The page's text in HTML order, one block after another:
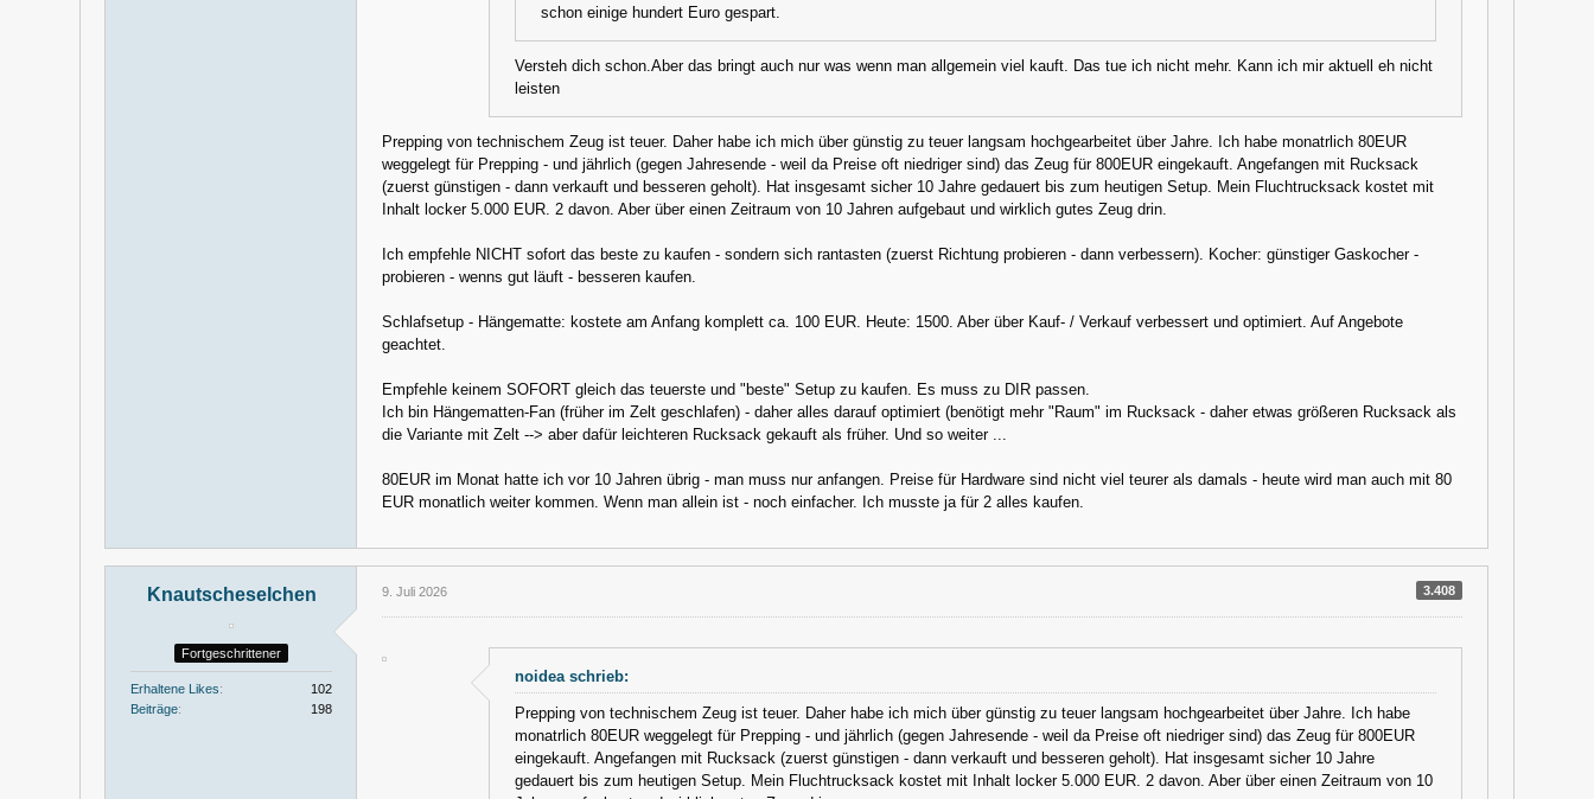
schon einige hundert Euro gespart.
Versteh dich schon.Aber das bringt auch nur was wenn man allgemein viel kauft. Das tue ich nicht mehr. Kann ich mir aktuell eh nicht
leisten
Prepping von technischem Zeug ist teuer. Daher habe ich mich über günstig zu teuer langsam hochgearbeitet über Jahre. Ich habe monatrlich 80EUR
weggelegt für Prepping - und jährlich (gegen Jahresende - weil da Preise oft niedriger sind) das Zeug für 800EUR eingekauft. Angefangen mit Rucksack
(zuerst günstigen - dann verkauft und besseren geholt). Hat insgesamt sicher 10 Jahre gedauert bis zum heutigen Setup. Mein Fluchtrucksack kostet mit
Inhalt locker 5.000 EUR. 2 davon. Aber über einen Zeitraum von 10 Jahren aufgebaut und wirklich gutes Zeug drin.
Ich empfehle NICHT sofort das beste zu kaufen - sondern sich rantasten (zuerst Richtung probieren - dann verbessern). Kocher: günstiger Gaskocher -
probieren - wenns gut läuft - besseren kaufen.
Schlafsetup - Hängematte: kostete am Anfang komplett ca. 100 EUR. Heute: 1500. Aber über Kauf- / Verkauf verbessert und optimiert. Auf Angebote
geachtet.
Empfehle keinem SOFORT gleich das teuerste und "beste" Setup zu kaufen. Es muss zu DIR passen.
Ich bin Hängematten-Fan (früher im Zelt geschlafen) - daher alles darauf optimiert (benötigt mehr "Raum" im Rucksack - daher etwas größeren Rucksack als
die Variante mit Zelt --> aber dafür leichteren Rucksack gekauft als früher. Und so weiter ...
80EUR im Monat hatte ich vor 10 Jahren übrig - man muss nur anfangen. Preise für Hardware sind nicht viel teurer als damals - heute wird man auch mit 80
EUR monatlich weiter kommen. Wenn man allein ist - noch einfacher. Ich musste ja für 2 alles kaufen.
Knautscheselchen
Fortgeschrittener
Erhaltene Likes
102
Beiträge
198
3.408
9. Juli 2026
noidea schrieb:
Prepping von technischem Zeug ist teuer. Daher habe ich mich über günstig zu teuer langsam hochgearbeitet über Jahre. Ich habe
monatrlich 80EUR weggelegt für Prepping - und jährlich (gegen Jahresende - weil da Preise oft niedriger sind) das Zeug für 800EUR
eingekauft. Angefangen mit Rucksack (zuerst günstigen - dann verkauft und besseren geholt). Hat insgesamt sicher 10 Jahre
gedauert bis zum heutigen Setup. Mein Fluchtrucksack kostet mit Inhalt locker 5.000 EUR. 2 davon. Aber über einen Zeitraum von 10